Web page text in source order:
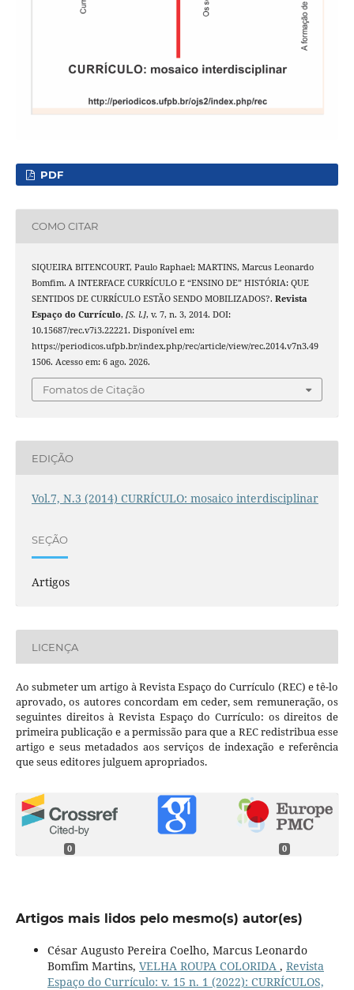
PDF
COMO CITAR
SIQUEIRA BITENCOURT, Paulo Raphael; MARTINS, Marcus Leonardo
Bomfim. A INTERFACE CURRÍCULO E “ENSINO DE” HISTÓRIA: QUE
SENTIDOS DE CURRÍCULO ESTÃO SENDO MOBILIZADOS?. Revista
Espaço do Currículo, [S. l.], v. 7, n. 3, 2014. DOI:
10.15687/rec.v7i3.22221. Disponível em:
https://periodicos.ufpb.br/index.php/rec/article/view/rec.2014.v7n3.49
1506. Acesso em: 6 ago. 2026.
Fomatos de Citação
EDIÇÃO
Vol.7, N.3 (2014) CURRÍCULO: mosaico interdisciplinar
SEÇÃO
Artigos
LICENÇA
Ao submeter um artigo à Revista Espaço do Currículo (REC) e tê-lo
aprovado, os autores concordam em ceder, sem remuneração, os
seguintes direitos à Revista Espaço do Currículo: os direitos de
primeira publicação e a permissão para que a REC redistribua esse
artigo e seus metadados aos serviços de indexação e referência
que seus editores julguem apropriados.
0 0
Artigos mais lidos pelo mesmo(s) autor(es)
César Augusto Pereira Coelho, Marcus Leonardo
Bomfim Martins, VELHA ROUPA COLORIDA , Revista
Espaço do Currículo: v. 15 n. 1 (2022): CURRÍCULOS,